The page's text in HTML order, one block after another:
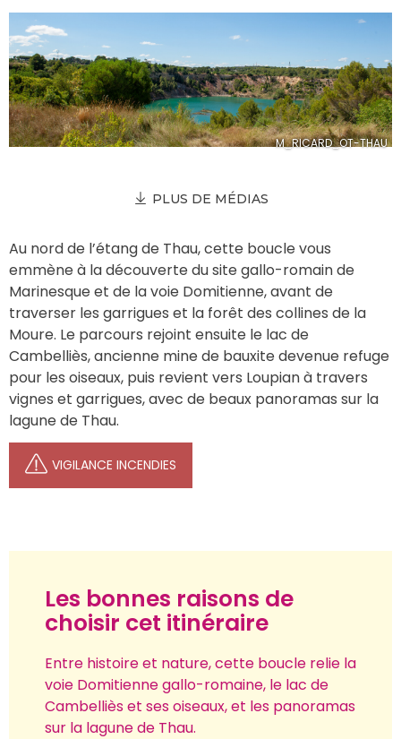
M_RICARD_OT-THAU
PLUS DE MÉDIAS
Au nord de l’étang de Thau, cette boucle vous
emmène à la découverte du site gallo-romain de
Marinesque et de la voie Domitienne, avant de
traverser les garrigues et la forêt des collines de la
Moure. Le parcours rejoint ensuite le lac de
Cambelliès, ancienne mine de bauxite devenue refuge
pour les oiseaux, puis revient vers Loupian à travers
vignes et garrigues, avec de beaux panoramas sur la
lagune de Thau.
VIGILANCE INCENDIES
Les bonnes raisons de
choisir cet itinéraire
Entre histoire et nature, cette boucle relie la
voie Domitienne gallo-romaine, le lac de
Cambelliès et ses oiseaux, et les panoramas
sur la lagune de Thau.